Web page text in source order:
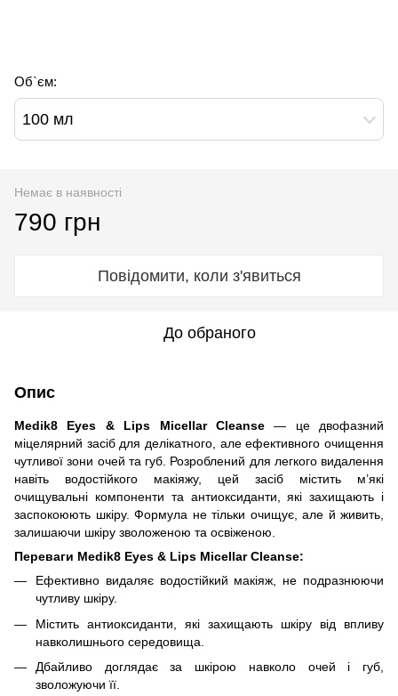
Об`єм:
100 мл
Немає в наявності
790 грн
Повідомити, коли з'явиться
До обраного
Опис
Medik8 Eyes & Lips Micellar Cleanse— це двофазний
міцелярний засіб для делікатного, але ефективного очищення
чутливої зони очей та губ. Розроблений для легкого видалення
навіть водостійкого макіяжу, цей засіб містить м’які
очищувальні компоненти та антиоксиданти, які захищають і
заспокоюють шкіру. Формула не тільки очищує, але й живить,
залишаючи шкіру зволоженою та освіженою.
Переваги Medik8 Eyes & Lips Micellar Cleanse:
Ефективно видаляє водостійкий макіяж, не подразнюючи
чутливу шкіру.
Містить антиоксиданти, які захищають шкіру від впливу
навколишнього середовища.
Дбайливо доглядає за шкірою навколо очей і губ,
зволожуючи її.